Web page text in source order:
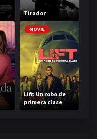
Tirador
MOVIE
Lift: Un robo de
primera clase